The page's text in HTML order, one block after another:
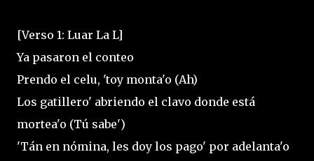
[Verso 1: Luar La L]
Ya pasaron el conteo
Prendo el celu, 'toy monta'o (Ah)
Los gatillero' abriendo el clavo donde está
mortea'o (Tú sabe')
'Tán en nómina, les doy los pago' por adelanta'o